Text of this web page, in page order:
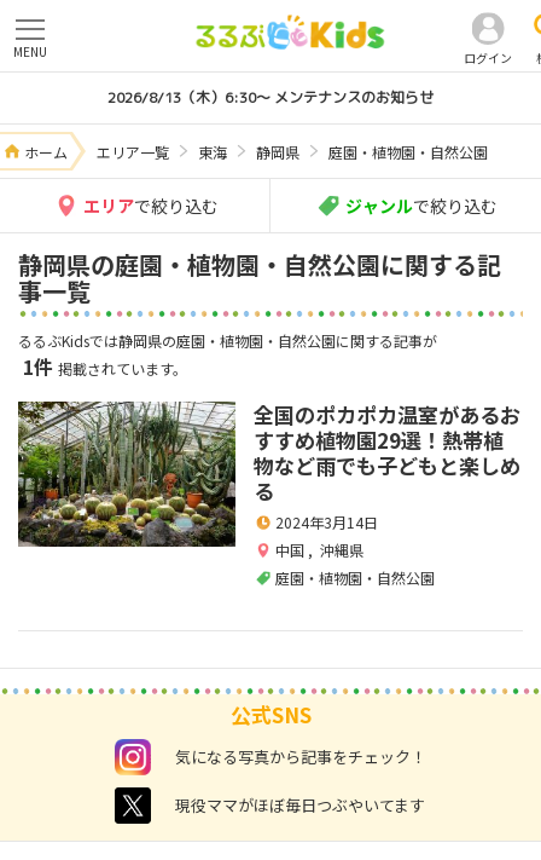
ログイン
MENU
2026/8/13（木）6:30～ メンテナンスのお知らせ
ホーム エリア一覧 東海 静岡県 庭園・植物園・自然公園
エリアで絞り込む ジャンルで絞り込む
静岡県の庭園・植物園・自然公園に関する記
事一覧
るるぶKidsでは静岡県の庭園・植物園・自然公園に関する記事が
1件 掲載されています。
全国のポカポカ温室があるお
すすめ植物園29選！熱帯植
物など雨でも子どもと楽しめ
る
2024年3月14日
中国 , 沖縄県
庭園・植物園・自然公園
公式SNS
instagram 気になる写真から記事をチェック！
twitter 現役ママがほぼ毎日つぶやいてます